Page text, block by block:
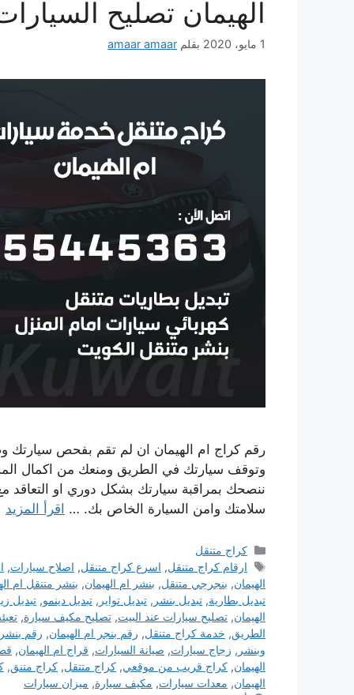
الهيمان تصليح
1 مايو، 2020 بقلم amaar amaar
رقم كراج ام الهيمان ان لم تقم بفحص سيارتك
وتوقف سيارتك في الطريق ومنعك من اكمال
ننصحك بمراقبة سيارتك بشكل دوري او
سلامتك وامن السيارة الخاص بك. … اقرأ المزيد
التصنيفات
كراج متنقل
الوسوم
ارقام كراج متنقل, اسرع كراج متنقل, اصلاح سيارات,
الهيمان, بنجرجي متنقل, بنشر ام الهيمان, بنشر متنقل ام
تبديل بطارية, تبديل بنشر , تبديل تواير , تبديل دينمو, تبديل
الهيمان, تصليح سيارات عند البيت, تصليح مكيف سيارة,
الطريق, خدمة كراج متنقل, رقم بنجر ام الهيمان, رقم بنشر
وبنشر , زجاج سيارات, صيانة السيارات, قراج ام الهيمان,
الهيمان, كراج قريب من موقعي, كراج متتقل, كراج متنق,
الهيمان, معدات سيارات, مكيف سيارة, ميزان سيارات